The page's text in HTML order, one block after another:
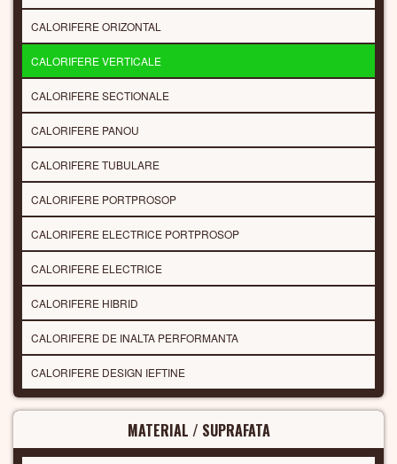
CALORIFERE ORIZONTAL
CALORIFERE VERTICALE
CALORIFERE SECTIONALE
CALORIFERE PANOU
CALORIFERE TUBULARE
CALORIFERE PORTPROSOP
CALORIFERE ELECTRICE PORTPROSOP
CALORIFERE ELECTRICE
CALORIFERE HIBRID
CALORIFERE DE INALTA PERFORMANTA
CALORIFERE DESIGN IEFTINE
MATERIAL / SUPRAFATA